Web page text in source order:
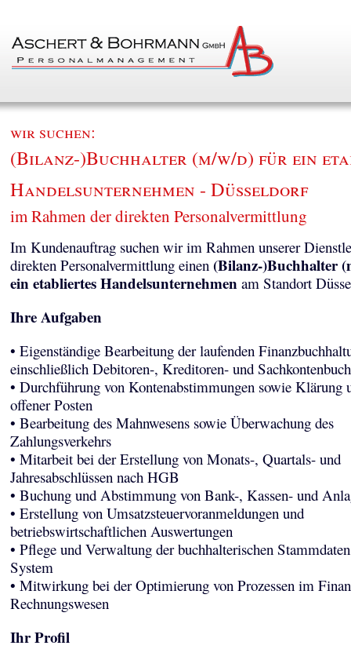
wir suchen:
(Bilanz-)Buchhalter (m/w/d) für ein
Handelsunternehmen - Düsseldorf
im Rahmen der direkten Personalvermittlung
Im Kundenauftrag suchen wir im Rahmen unserer
direkten Personalvermittlung einen (Bilanz-)Buchhalter
ein etabliertes Handelsunternehmenam Standort
Ihre Aufgaben
• Eigenständige Bearbeitung der laufenden
einschließlich Debitoren-, Kreditoren- und
• Durchführung von Kontenabstimmungen sowie Klärung
offener Posten
• Bearbeitung des Mahnwesens sowie Überwachung des
Zahlungsverkehrs
• Mitarbeit bei der Erstellung von Monats-, Quartals- und
Jahresabschlüssen nach HGB
• Buchung und Abstimmung von Bank-, Kassen- und
• Erstellung von Umsatzsteuervoranmeldungen und
betriebswirtschaftlichen Auswertungen
• Pflege und Verwaltung der buchhalterischen
System
• Mitwirkung bei der Optimierung von Prozessen im
Rechnungswesen
Ihr Profil